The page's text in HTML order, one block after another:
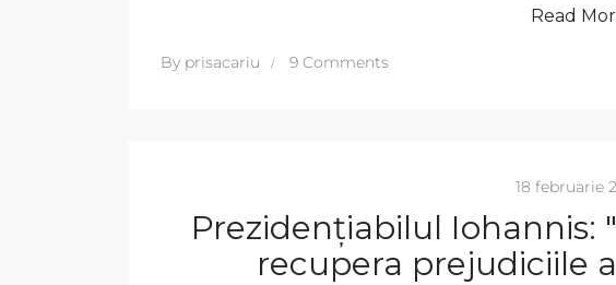
Read
By prisacariu 9 Comments
18 februarie
Prezidențiabilul Iohannis:
recupera prejudiciile